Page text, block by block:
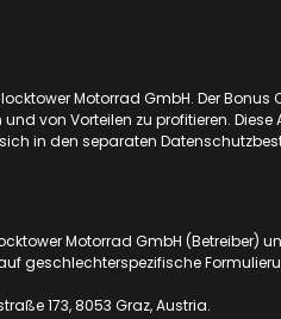
Motorrad GmbH. Der
von Vorteilen zu profitieren.
in den separaten
Motorrad GmbH
geschlechterspezifische
173, 8053 Graz, Austria.